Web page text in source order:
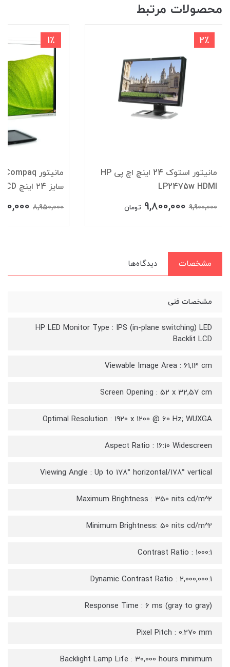
محصولات مرتبط
2٪
مانیتور استوک 24 اینچ اچ پی HP
LP2475w HDMI
9,900,000
9,800,000 تومان
1٪
سایز ۲4 اینچ LCD
8,950,000
مشخصات دیدگاه‌ها
مشخصات فنی
HP LED Monitor Type : IPS (in-plane switching) LED
Backlit LCD
Viewable Image Area : 61,13 cm
Screen Opening : 52 x 32,57 cm
Optimal Resolution : 1920 x 1200 @ 60 Hz; WUXGA
Aspect Ratio : 16:10 Widescreen
Viewing Angle : Up to 178° horizontal/178° vertical
Maximum Brightness : 350 nits cd/m^2
Minimum Brightness: 50 nits cd/m^2
Contrast Ratio : 1000:1
Dynamic Contrast Ratio : 2,000,000:1
Response Time : 6 ms (gray to gray)
Pixel Pitch : 0.270 mm
Backlight Lamp Life : 30,000 hours minimum